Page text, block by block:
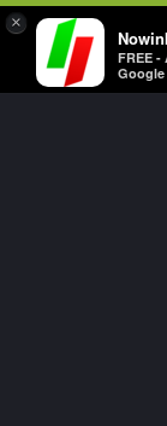
×
FREE
Google